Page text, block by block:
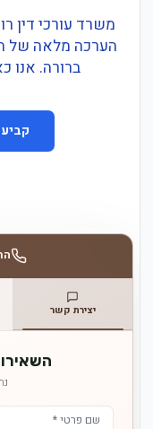
משרד עורכי דין
הערכה מלאה של
ברורה. אנו
יצירת קשר